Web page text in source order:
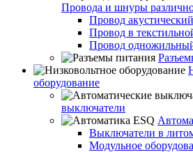
Провода и шнуры
Провод акустический
Провод в
Провод
оборудование
выключатели
Выключатели в
Модульное